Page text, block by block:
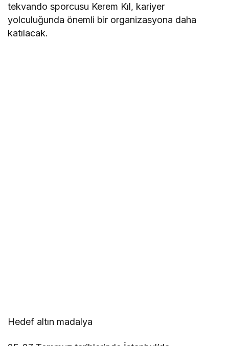
tekvando sporcusu Kerem Kıl, kariyer
yolculuğunda önemli bir organizasyona daha
katılacak.
Hedef altın madalya